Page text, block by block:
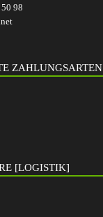
98
ZAHLUNGSARTEN
[LOGISTIK]